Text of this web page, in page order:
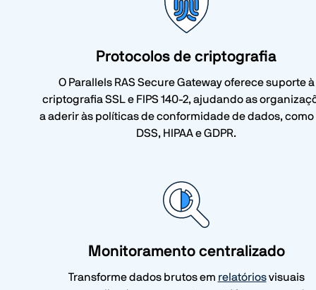
Protocolos de criptografia
O Parallels RAS Secure Gateway oferece suporte à
criptografia SSL e FIPS 140-2, ajudando as
a aderir às políticas de conformidade de dados, como
DSS, HIPAA e GDPR.
Monitoramento centralizado
Transforme dados brutos em relatóriosvisuais